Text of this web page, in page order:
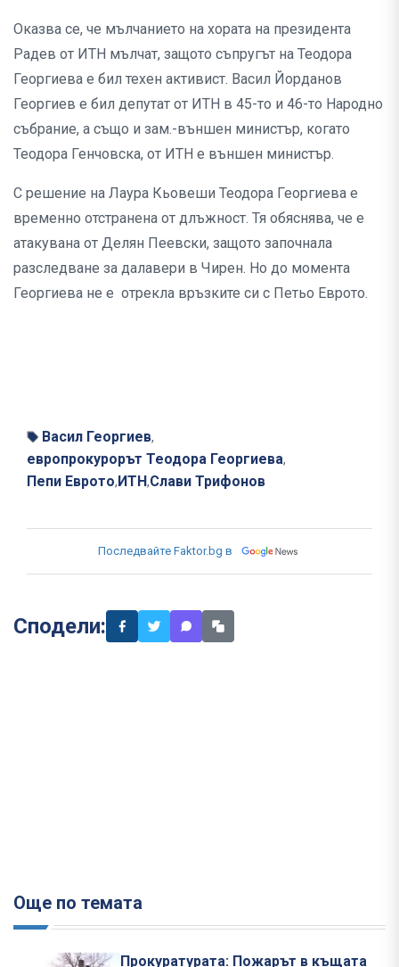
Оказва се, че мълчанието на хората на президента
Радев от ИТН мълчат, защото съпругът на Теодора
Георгиева е бил техен активист. Васил Йорданов
Георгиев е бил депутат от ИТН в 45-то и 46-то Народно
събрание, а също и зам.-външен министър, когато
Теодора Генчовска, от ИТН е външен министър.
С решение на Лаура Кьовеши Теодора Георгиева е
временно отстранена от длъжност. Тя обяснява, че е
атакувана от Делян Пеевски, защото започнала
разследване за далавери в Чирен. Но до момента
Георгиева не е отрекла връзките си с Петьо Еврото.
Васил Георгиев,
европрокурорът Теодора Георгиева,
Пепи Еврото, ИТН,Слави Трифонов
Последвайте Faktor.bg в
Сподели:
Още по темата
Прокуратурата: Пожарът в къщата